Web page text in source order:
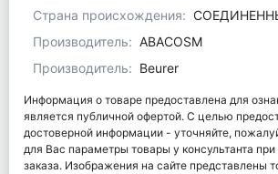
Страна происхождения:
Производитель: ABACOSM
Производитель: Beurer
Информация о товаре предоставлена для
является публичной офертой. С целью
достоверной информации - уточняйте,
для Вас параметры товары у консультанта
заказа. Изображения на сайте представлены